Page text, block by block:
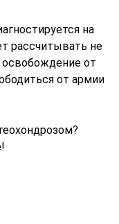
на
рассчитывать не
освобождение от
от армии